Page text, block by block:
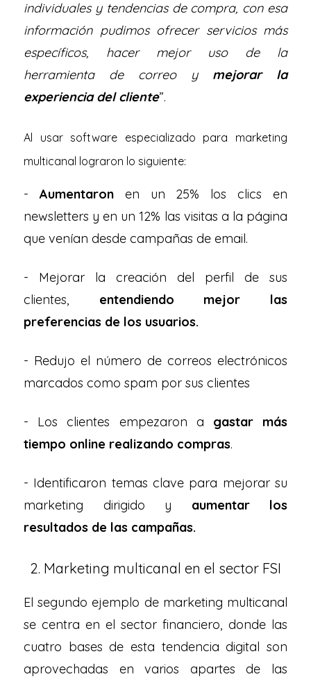
individuales y tendencias de compra, con esa
infor­mación pudimos ofrecer servicios más
específicos, hacer mejor uso de la
herramienta de correo y mejorar la
experiencia del cliente”.
Al usar software especializado para marketing
multicanal lograron lo siguiente:
- Aumentaronen un 25% los clics en
newsletters y en un 12% las visitas a la página
que venían desde campañas de email.
- Mejorar la creación del perfil de sus
clientes, entendiendo mejor las
preferencias de los usuarios.
- Redujo el número de correos electrónicos
marcados como spam por sus clientes
- Los clientes empezaron a gastar más
tiempo online realizando compras.
- Identificaron temas clave para mejorar su
marketing dirigido y aumentar los
resultados de las campañas.
2. Marketing multicanal en el sector FSI
El segundo ejemplo de marketing multicanal
se centra en el sector financiero, donde las
cuatro bases de esta tendencia digital son
aprovechadas en varios apartes de las